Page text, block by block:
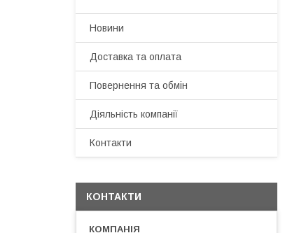
Новини
Доставка та оплата
Повернення та обмін
Діяльність компанії
Контакти
КОНТАКТИ